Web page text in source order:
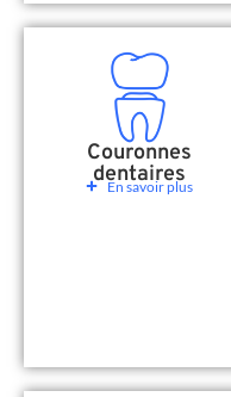
Couronnes
dentaires
En savoir plus